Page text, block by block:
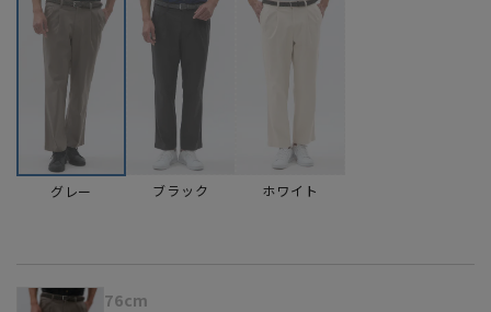
グレー ブラック ホワイト
76cm